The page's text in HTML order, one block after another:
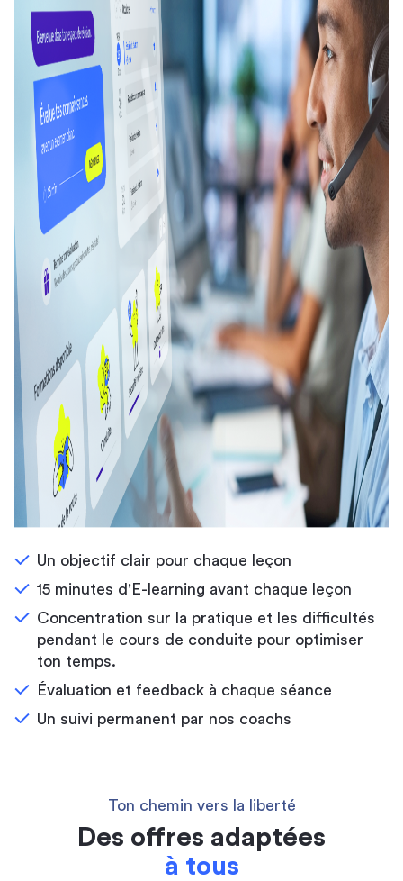
Un objectif clair pour chaque leçon
15 minutes d'E-learning avant chaque leçon
Concentration sur la pratique et les difficultés
pendant le cours de conduite pour optimiser
ton temps.
Évaluation et feedback à chaque séance
Un suivi permanent par nos coachs
Ton chemin vers la liberté
Des offres adaptées
à tous